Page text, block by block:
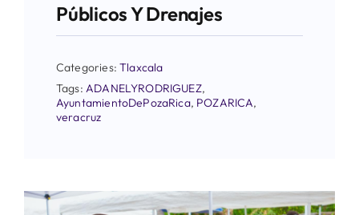
Públicos Y Drenajes
Categories:Tlaxcala
Tags:ADANELYRODRIGUEZ,
AyuntamientoDePozaRica, POZARICA,
veracruz